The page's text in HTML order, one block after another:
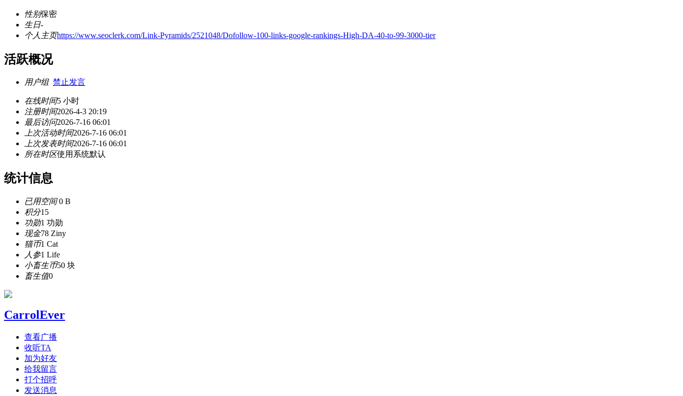
性别保密
生日-
个人主页https://www.seoclerk.com/Link-Pyramids/2521048/Dofollow-100-links-google-rankings-High-DA-40-to-99-3000-tier
活跃概况
用户组 禁止发言
在线时间5 小时
注册时间2026-4-3 20:19
最后访问2026-7-16 06:01
上次活动时间2026-7-16 06:01
上次发表时间2026-7-16 06:01
所在时区使用系统默认
统计信息
已用空间0 B
积分15
功勋1 功勋
现金78 Ziny
猫币1 Cat
人参1 Life
小畜生币50 块
畜生值0
CarrolEver
查看广播
收听TA
加为好友
给我留言
打个招呼
发送消息